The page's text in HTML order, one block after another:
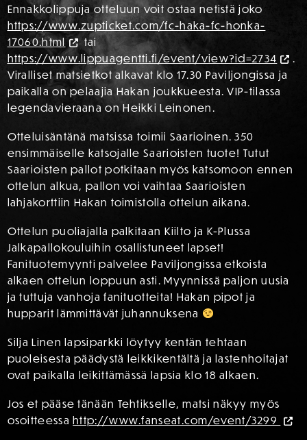
Ennakkolippuja otteluun voit ostaa netistä joko
https://www.zupticket.com/fc-haka-fc-honka-
17060.html
tai
https://www.lippuagentti.fi/event/view?id=2734
.
Viralliset matsietkot alkavat klo 17.30 Paviljongissa ja
paikalla on pelaajia Hakan joukkueesta. VIP-tilassa
legendavieraana on Heikki Leinonen.
Otteluisäntänä matsissa toimii Saarioinen. 350
ensimmäiselle katsojalle Saarioisten tuote! Tutut
Saarioisten pallot potkitaan myös katsomoon ennen
ottelun alkua, pallon voi vaihtaa Saarioisten
lahjakorttiin Hakan toimistolla ottelun aikana.
Ottelun puoliajalla palkitaan Kiilto ja K-Plussa
Jalkapallokouluihin osallistuneet lapset!
Fanituotemyynti palvelee Paviljongissa etkoista
alkaen ottelun loppuun asti. Myynnissä paljon uusia
ja tuttuja vanhoja fanituotteita! Hakan pipot ja
hupparit lämmittävät juhannuksena
Silja Linen lapsiparkki löytyy kentän tehtaan
puoleisesta päädystä leikkikentältä ja lastenhoitajat
ovat paikalla leikittämässä lapsia klo 18 alkaen.
Jos et pääse tänään Tehtikselle, matsi näkyy myös
osoitteessahttp://www.fanseat.com/event/3299